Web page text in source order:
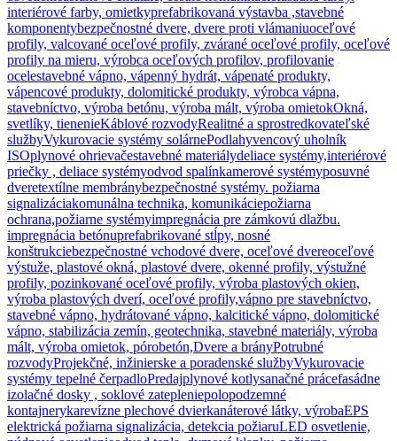
interiérové farby, omietkyprefabrikovaná výstavba ,stavebné
komponentybezpečnostné dvere, dvere proti vlámaniuoceľové
profily, valcované oceľové profily, zvárané oceľové profily, oceľové
profily na mieru, výrobca oceľových profilov, profilovanie
ocelestavebné vápno, vápenný hydrát, vápenaté produkty,
vápencové produkty, dolomitické produkty, výrobca vápna,
stavebníctvo, výroba betónu, výroba mált, výroba omietokOkná,
svetlíky, tienenieKáblové rozvodyRealitné a sprostredkovateľské
službyVykurovacie systémy solárnePodlahyvencový uholník
ISOplynové ohrievačestavebné materiálydeliace systémy,interiérové
priečky , deliace systémyodvod spalínkamerové systémyposuvné
dveretextílne membránybezpečnostné systémy. požiarna
signalizáciakomunálna technika, komunikáciepožiarna
ochrana,požiarne systémyimpregnácia pre zámkovú dlažbu.
impregnácia betónuprefabrikované stĺpy, nosné
konštrukciebezpečnostné vchodové dvere, oceľové dvereoceľové
výstuže, plastové okná, plastové dvere, okenné profily, výstužné
profily, pozinkované oceľové profily, výroba plastových okien,
výroba plastových dverí, oceľové profily,vápno pre stavebníctvo,
stavebné vápno, hydrátované vápno, kalcitické vápno, dolomitické
vápno, stabilizácia zemín, geotechnika, stavebné materiály, výroba
mált, výroba omietok, pórobetón,Dvere a brányPotrubné
rozvodyProjekčné, inžinierske a poradenské službyVykurovacie
systémy tepelné čerpadloPredajplynové kotlysanačné prácefasádne
izolačné dosky , soklové zatepleniepolopodzemné
kontajnerykarevízne plechové dvierkanáterové látky, výrobaEPS
elektrická požiarna signalizácia, detekcia požiaruLED osvetlenie,